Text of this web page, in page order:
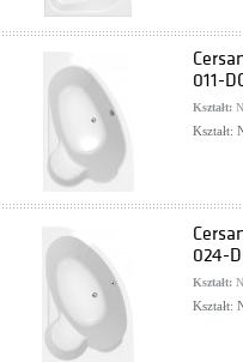
Bateria zlewozmywakowa chrom
Deante Minimal BQM 062M
Baterie łazienkowe
Cena: 742,00 zł WIĘCEJ
011-
Kształt:
Kształt:
024-
Kształt:
Kształt: